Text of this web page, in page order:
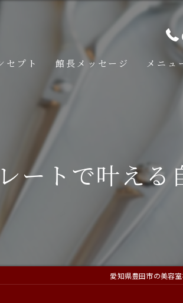
セプト 館長メッセージ メニュ
ートで叶える
愛知県豊田市の美容